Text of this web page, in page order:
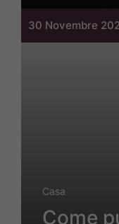
30 Novembre
Casa
Come